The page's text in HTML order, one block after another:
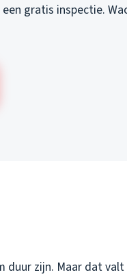
gratis inspectie.
duur zijn. Maar dat valt